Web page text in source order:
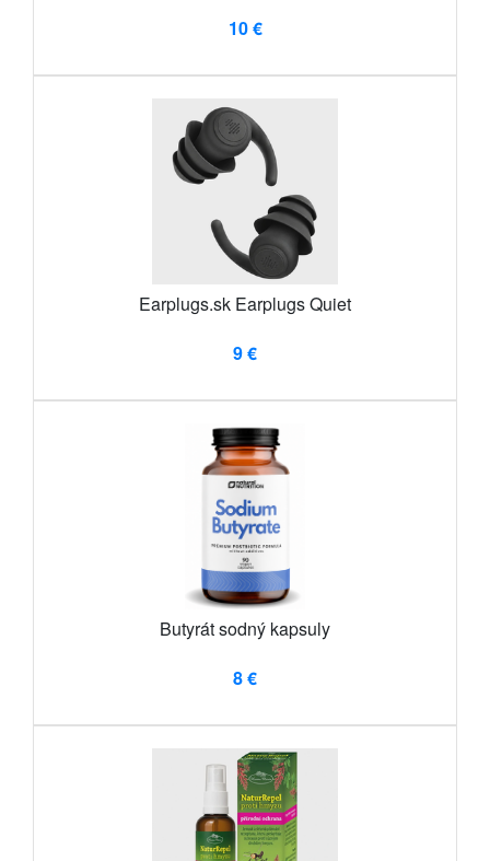
10 €
Earplugs.sk Earplugs Quiet
9 €
Butyrát sodný kapsuly
8 €